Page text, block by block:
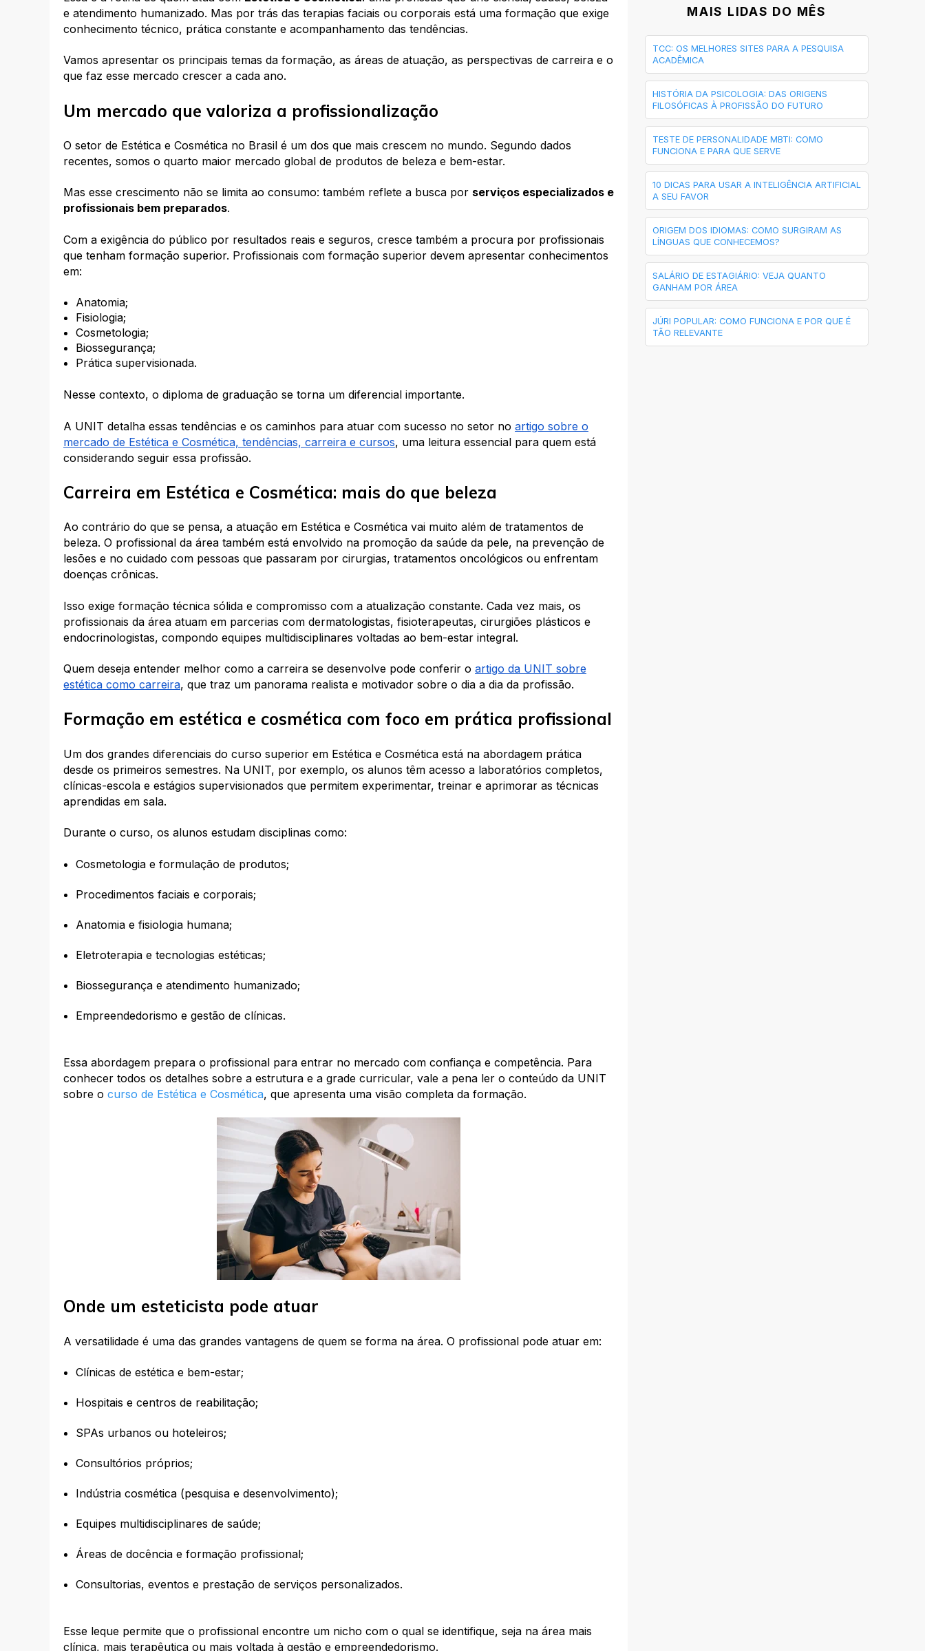
e atendimento humanizado. Mas por trás das terapias faciais ou corporais está uma formação que exige
conhecimento técnico, prática constante e acompanhamento das tendências.
Vamos apresentar os principais temas da formação, as áreas de atuação, as perspectivas de carreira e o
que faz esse mercado crescer a cada ano.
Um mercado que valoriza a profissionalização
O setor de Estética e Cosmética no Brasil é um dos que mais crescem no mundo. Segundo dados
recentes, somos o quarto maior mercado global de produtos de beleza e bem-estar.
Mas esse crescimento não se limita ao consumo: também reflete a busca por serviços especializados e
profissionais bem preparados.
Com a exigência do público por resultados reais e seguros, cresce também a procura por profissionais
que tenham formação superior. Profissionais com formação superior devem apresentar conhecimentos
em:
Anatomia;
Fisiologia;
Cosmetologia;
Biossegurança;
Prática supervisionada.
Nesse contexto, o diploma de graduação se torna um diferencial importante.
A UNIT detalha essas tendências e os caminhos para atuar com sucesso no setor no artigo sobre o
mercado de Estética e Cosmética, tendências, carreira e cursos, uma leitura essencial para quem está
considerando seguir essa profissão.
Carreira em Estética e Cosmética: mais do que beleza
Ao contrário do que se pensa, a atuação em Estética e Cosmética vai muito além de tratamentos de
beleza. O profissional da área também está envolvido na promoção da saúde da pele, na prevenção de
lesões e no cuidado com pessoas que passaram por cirurgias, tratamentos oncológicos ou enfrentam
doenças crônicas.
Isso exige formação técnica sólida e compromisso com a atualização constante. Cada vez mais, os
profissionais da área atuam em parcerias com dermatologistas, fisioterapeutas, cirurgiões plásticos e
endocrinologistas, compondo equipes multidisciplinares voltadas ao bem-estar integral.
Quem deseja entender melhor como a carreira se desenvolve pode conferir o artigo da UNIT sobre
estética como carreira, que traz um panorama realista e motivador sobre o dia a dia da profissão.
Formação em estética e cosmética com foco em prática profissional
Um dos grandes diferenciais do curso superior em Estética e Cosmética está na abordagem prática
desde os primeiros semestres. Na UNIT, por exemplo, os alunos têm acesso a laboratórios completos,
clínicas-escola e estágios supervisionados que permitem experimentar, treinar e aprimorar as técnicas
aprendidas em sala.
Durante o curso, os alunos estudam disciplinas como:
Cosmetologia e formulação de produtos;
Procedimentos faciais e corporais;
Anatomia e fisiologia humana;
Eletroterapia e tecnologias estéticas;
Biossegurança e atendimento humanizado;
Empreendedorismo e gestão de clínicas.
Essa abordagem prepara o profissional para entrar no mercado com confiança e competência. Para
conhecer todos os detalhes sobre a estrutura e a grade curricular, vale a pena ler o conteúdo da UNIT
sobre o curso de Estética e Cosmética, que apresenta uma visão completa da formação.
Onde um esteticista pode atuar
A versatilidade é uma das grandes vantagens de quem se forma na área. O profissional pode atuar em:
Clínicas de estética e bem-estar;
Hospitais e centros de reabilitação;
SPAs urbanos ou hoteleiros;
Consultórios próprios;
Indústria cosmética (pesquisa e desenvolvimento);
Equipes multidisciplinares de saúde;
Áreas de docência e formação profissional;
Consultorias, eventos e prestação de serviços personalizados.
Esse leque permite que o profissional encontre um nicho com o qual se identifique, seja na área mais
clínica, mais terapêutica ou mais voltada à gestão e empreendedorismo.
MAIS LIDAS DO MÊS
TCC: OS MELHORES SITES PARA A PESQUISA
ACADÊMICA
HISTÓRIA DA PSICOLOGIA: DAS ORIGENS
FILOSÓFICAS À PROFISSÃO DO FUTURO
TESTE DE PERSONALIDADE MBTI: COMO
FUNCIONA E PARA QUE SERVE
10 DICAS PARA USAR A INTELIGÊNCIA ARTIFICIAL
A SEU FAVOR
ORIGEM DOS IDIOMAS: COMO SURGIRAM AS
LÍNGUAS QUE CONHECEMOS?
SALÁRIO DE ESTAGIÁRIO: VEJA QUANTO
GANHAM POR ÁREA
JÚRI POPULAR: COMO FUNCIONA E POR QUE É
TÃO RELEVANTE